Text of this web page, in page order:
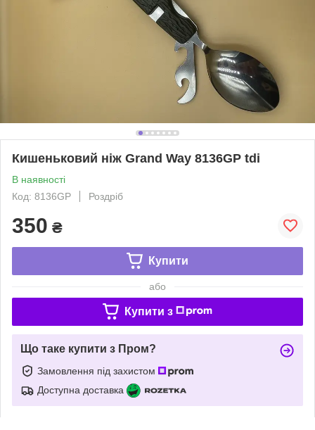
Кишеньковий ніж Grand Way 8136GP tdi
В наявності
Код: 8136GP
Роздріб
350 ₴
Купити
або
Купити з
Що таке купити з Пром?
Замовлення під захистом
Доступна доставка